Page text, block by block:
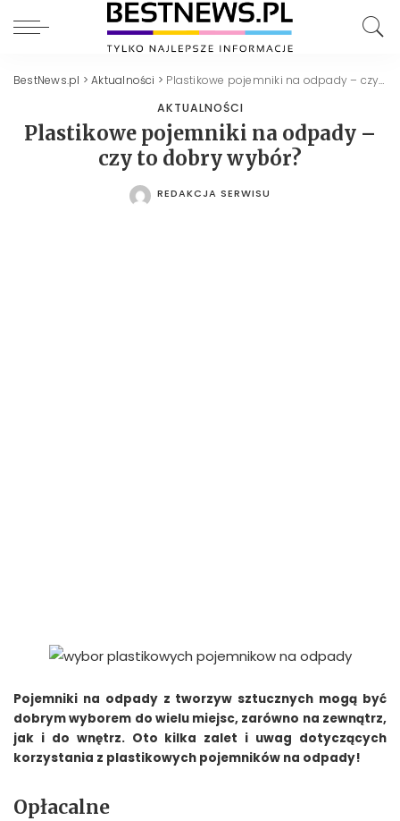
BestNews.pl >Aktualności > Plastikowe pojemniki na odpady – czy to dobry wybór?
AKTUALNOŚCI
Plastikowe pojemniki na odpady –
czy to dobry wybór?
POSTED
REDAKCJA SERWISU
Pojemniki na odpady z tworzyw sztucznych mogą być
dobrym wyborem do wielu miejsc, zarówno na zewnątrz,
jak i do wnętrz. Oto kilka zalet i uwag dotyczących
korzystania z plastikowych pojemników na odpady!
Opłacalne